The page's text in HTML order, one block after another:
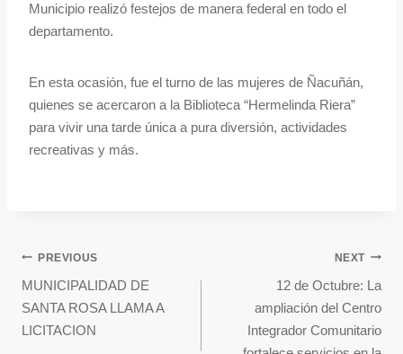
Municipio realizó festejos de manera federal en todo el
departamento.
En esta ocasión, fue el turno de las mujeres de Ñacuñán,
quienes se acercaron a la Biblioteca “Hermelinda Riera”
para vivir una tarde única a pura diversión, actividades
recreativas y más.
PREVIOUS
MUNICIPALIDAD DE
SANTA ROSA LLAMA A
LICITACION
NEXT
12 de Octubre: La
ampliación del Centro
Integrador Comunitario